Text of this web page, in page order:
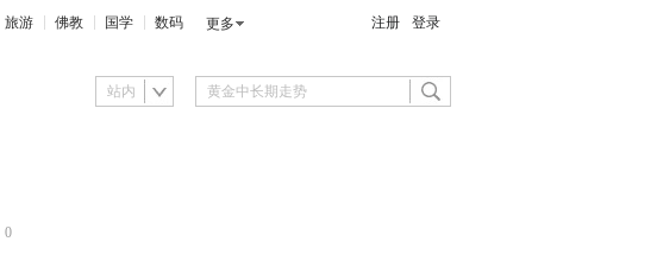
旅游 佛教 国学 数码 更多 注册 登录
站内
0